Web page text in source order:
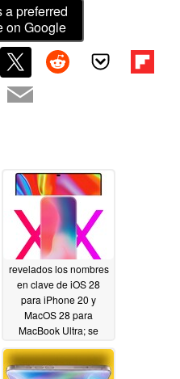
a preferred
on Google
revelados los nombres
en clave de iOS 28
para iPhone 20 y
MacOS 28 para
MacBook Ultra; se
rediseño06/01/2026